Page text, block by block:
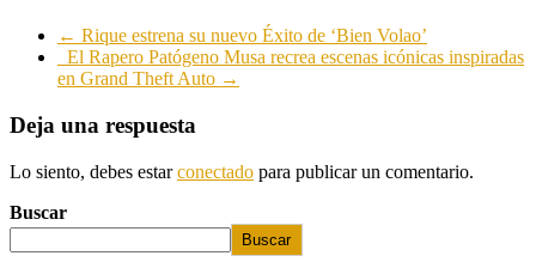
← Rique estrena su nuevo Éxito de ‘Bien Volao’
El Rapero Patógeno Musa recrea escenas icónicas inspiradas
en Grand Theft Auto →
Deja una respuesta
Lo siento, debes estarconectado para publicar un comentario.
Buscar
Buscar